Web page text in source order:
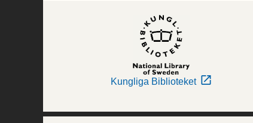
Kungliga Biblioteket